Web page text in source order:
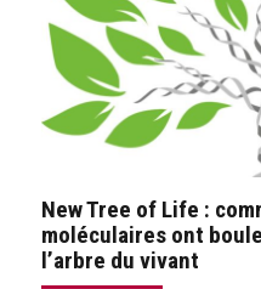
New Tree of Life :
moléculaires ont
l’arbre du vivant